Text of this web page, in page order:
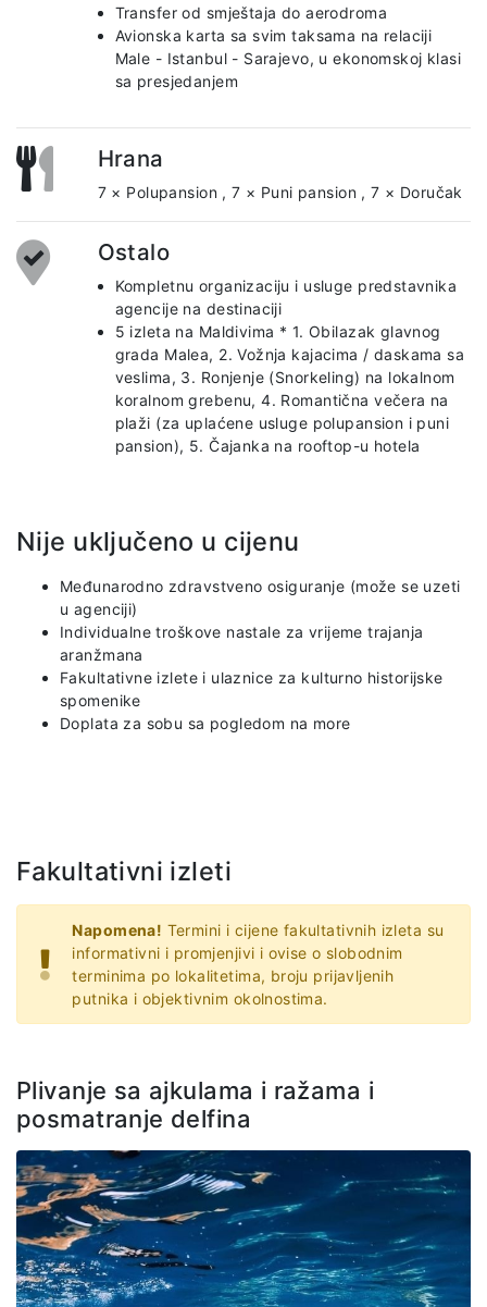
Transfer od smještaja do aerodroma
Avionska karta sa svim taksama na relaciji
Male - Istanbul - Sarajevo, u ekonomskoj klasi
sa presjedanjem
Hrana
7 × Polupansion ,7 × Puni pansion,7 × Doručak
Ostalo
Kompletnu organizaciju i usluge predstavnika
agencije na destinaciji
5 izleta na Maldivima * 1. Obilazak glavnog
grada Malea, 2. Vožnja kajacima / daskama sa
veslima, 3. Ronjenje (Snorkeling) na lokalnom
koralnom grebenu, 4. Romantična večera na
plaži (za uplaćene usluge polupansion i puni
pansion), 5. Čajanka na rooftop-u hotela
Nije uključeno u cijenu
Međunarodno zdravstveno osiguranje (može se uzeti
u agenciji)
Individualne troškove nastale za vrijeme trajanja
aranžmana
Fakultativne izlete i ulaznice za kulturno historijske
spomenike
Doplata za sobu sa pogledom na more
Fakultativni izleti
Napomena! Termini i cijene fakultativnih izleta su
informativni i promjenjivi i ovise o slobodnim
terminima po lokalitetima, broju prijavljenih
putnika i objektivnim okolnostima.
Plivanje sa ajkulama i ražama i
posmatranje delfina